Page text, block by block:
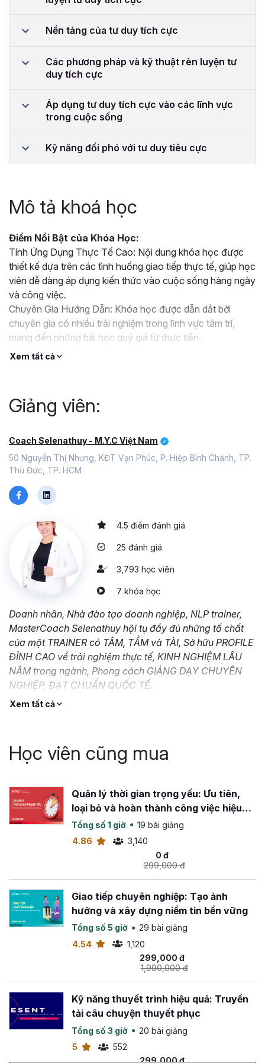
Nền tảng của tư duy tích cực
Các phương pháp và kỹ thuật rèn luyện tư
duy tích cực
Áp dụng tư duy tích cực vào các lĩnh vực
trong cuộc sống
Kỹ năng đối phó với tư duy tiêu cực
Mô tả khoá học
Điểm Nổi Bật của Khóa Học:
Tính Ứng Dụng Thực Tế Cao: Nội dung khóa học được
thiết kế dựa trên các tình huống giao tiếp thực tế, giúp học
viên dễ dàng áp dụng kiến thức vào cuộc sống hàng ngày
và công việc.
Chuyên Gia Hướng Dẫn: Khóa học được dẫn dắt bởi
chuyên gia có nhiều trải nghiệm trong lĩnh vực tâm trí,
mang đến những bài học quý giá từ thực tiễn.
Tính Ứng Dụng của Khóa Học:
Lợi ích của khoá học:
- Tăng cường kỹ năng giao tiếp và thuyết trình
- Nâng cao năng suất làm việc và hiệu quả học tập
- Phát triển bản thân và xây dựng sự tự tin
đổi
- Giúp bạn xây dựng mối quan hệ tốt đẹp với mọi người
xung quanh.
- Tăng cường khả năng lãnh đạo và quản lý.
- Nâng cao tinh thần trách nhiệm và sự chuyên nghiệp.
- Góp phần tạo nên sự thành công trong cuộc sống
Xem tất cả
Giảng viên:
Coach Selenathuy - M.Y.C Việt Nam
50 Nguyễn Thị Nhung, KĐT Vạn Phúc, P. Hiệp Bình Chánh, TP.
Thủ Đức, TP. HCM
4.5 điểm đánh giá
25 đánh giá
3,793 học viên
7 khóa học
Doanh nhân, Nhà đào tạo doanh nghiệp, NLP trainer,
MasterCoach Selenathuy hội tụ đầy đủ những tố chất
của một TRAINER có TÂM, TẦM và TÀI, Sở hữu PROFILE
ĐỈNH CAO về trải nghiệm thực tế, KINH NGHIỆM LÂU
NĂM trong ngành, Phong cách GIẢNG DẠY CHUYÊN
NGHIỆP, ĐẠT CHUẨN QUỐC TẾ.
Xem tất cả
Học viên cũng mua
Quản lý thời gian trọng yếu: Ưu tiên,
loại bỏ và hoàn thành công việc hiệu
quả
Tổng số 1 giờ
19 bài giảng
4.86
3,140
0 đ
299,000 đ
Giao tiếp chuyên nghiệp: Tạo ảnh
hưởng và xây dựng niềm tin bền vững
Tổng số 5 giờ
29 bài giảng
4.54
1,120
299,000 đ
1,990,000 đ
Kỹ năng thuyết trình hiệu quả: Truyền
tải câu chuyện thuyết phục
Tổng số 3 giờ
20 bài giảng
5
552
299,000 đ